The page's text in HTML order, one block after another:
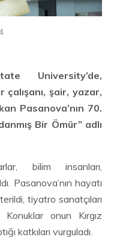
University’de,
çalışanı, şair, yazar,
Pasanova’nın 70.
Bir Ömür” adlı
bilim insanları,
Pasanova’nın hayatı
tiyatro sanatçıları
onun Kırgız
katkıları vurguladı.